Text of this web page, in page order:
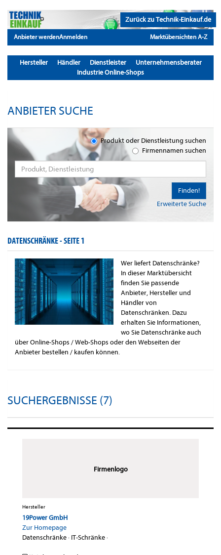
Zurück zu Technik-Einkauf.de
Anbieter werdenAnmelden Marktübersichten A-Z
Hersteller Händler Dienstleister
Unternehmensberater
Industrie Online-Shops
ANBIETER SUCHE
Produkt oder Dienstleistung suchen
Firmennamen suchen
Erweiterte Suche
Finden!
DATENSCHRÄNKE -SEITE 1
Wer liefert Datenschränke?
In dieser Marktübersicht
finden Sie passende
Anbieter, Hersteller und
Händler von
Datenschränken. Dazu
erhalten Sie Informationen,
wo Sie Datenschränke auch
über Online-Shops / Web-Shops oder den Webseiten der
Anbieter bestellen / kaufen können.
SUCHERGEBNISSE (7)
Firmenlogo
Hersteller
19Power GmbH
Zur Homepage
Datenschränke· IT-Schränke·